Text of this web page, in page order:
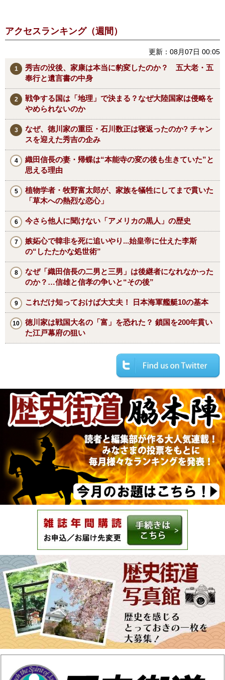
アクセスランキング（週間）
更新：08月07日 00:05
秀吉の没後、家康は本当に豹変したのか？ 五大老・五
奉行と遺言書の中身
戦争する国は「地理」で決まる？なぜ大陸国家は侵略を
やめられないのか
なぜ、徳川家の重臣・石川数正は寝返ったのか? チャン
スを迎えた秀吉の企み
織田信長の妻・帰蝶は“本能寺の変の後も生きていた”と
思える理由
植物学者・牧野富太郎が、家族を犠牲にしてまで貫いた
「草木への熱烈な恋心」
今さら他人に聞けない「アメリカの黒人」の歴史
嫉妬心で韓非を死に追いやり...始皇帝に仕えた李斯
の“したたかな処世術”
なぜ「織田信長の二男と三男」は後継者になれなかった
のか？…信雄と信孝の争いと“その後”
これだけ知っておけば大丈夫！ 日本海軍艦艇10の基本
徳川家は戦国大名の「富」を恐れた？ 鎖国を200年貫い
た江戸幕府の狙い